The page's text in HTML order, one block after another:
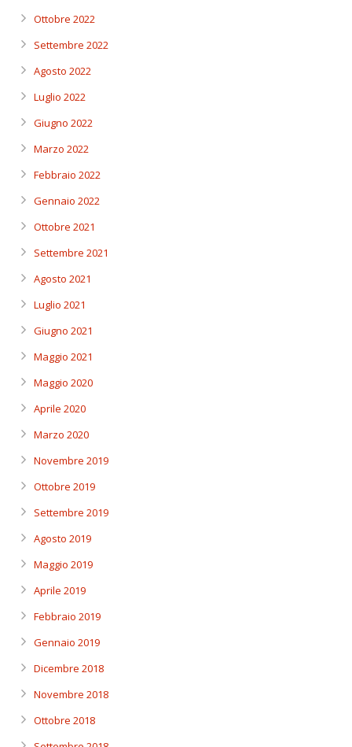
Ottobre 2022
Settembre 2022
Agosto 2022
Luglio 2022
Giugno 2022
Marzo 2022
Febbraio 2022
Gennaio 2022
Ottobre 2021
Settembre 2021
Agosto 2021
Luglio 2021
Giugno 2021
Maggio 2021
Maggio 2020
Aprile 2020
Marzo 2020
Novembre 2019
Ottobre 2019
Settembre 2019
Agosto 2019
Maggio 2019
Aprile 2019
Febbraio 2019
Gennaio 2019
Dicembre 2018
Novembre 2018
Ottobre 2018